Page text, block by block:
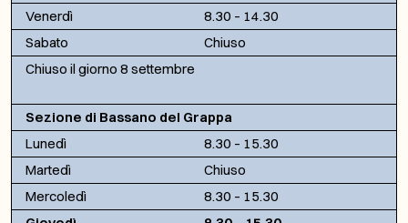
Venerdì
8.30 – 14.30
Sabato
Chiuso
Chiuso il giorno 8 settembre
Sezione di Bassano del Grappa
Lunedì
8.30 – 15.30
Martedì
Chiuso
Mercoledì
8.30 – 15.30